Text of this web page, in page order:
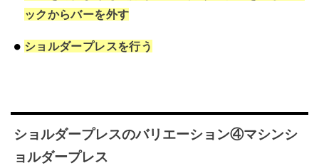
ックからバーを外す
ショルダープレスを行う
ショルダープレスのバリエーション④マシンシ
ョルダープレス